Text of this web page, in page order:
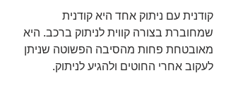
קודנית עם ניתוק אחד היא קודנית
שמחוברת בצורה קווית לניתוק ברכב. היא
מאובטחת פחות מהסיבה הפשוטה שניתן
לעקוב אחרי החוטים ולהגיע לניתוק.